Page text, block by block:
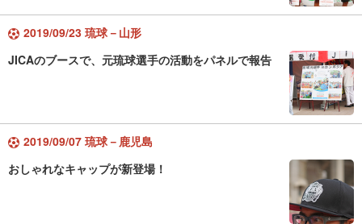
2019/09/23 琉球－山形
JICAのブースで、元琉球選手の活動をパネルで報告
2019/09/07 琉球－鹿児島
おしゃれなキャップが新登場！